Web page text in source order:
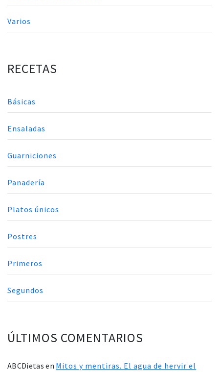
Varios
RECETAS
Básicas
Ensaladas
Guarniciones
Panadería
Platos únicos
Postres
Primeros
Segundos
ÚLTIMOS COMENTARIOS
ABCDietas en Mitos y mentiras. El agua de hervir el